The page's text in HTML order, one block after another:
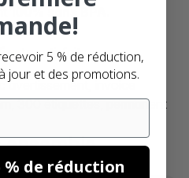
100% sans BPA.
satisfaits
avertissement, invoice
300 étiquettes, permanent
ensemble
5 % de réduction,
jour et des promotions.
% de réduction